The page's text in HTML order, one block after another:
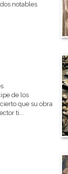
notables
de los
que su obra
ti...